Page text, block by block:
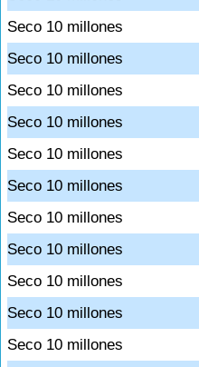
Seco 10 millones
Seco 10 millones
Seco 10 millones
Seco 10 millones
Seco 10 millones
Seco 10 millones
Seco 10 millones
Seco 10 millones
Seco 10 millones
Seco 10 millones
Seco 10 millones